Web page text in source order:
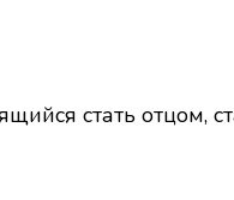
стать отцом,